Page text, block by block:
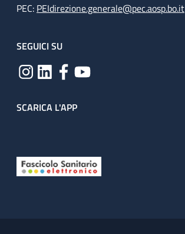
PEC: PEIdirezione.generale@pec.aosp.bo.it
SEGUICI SU
SCARICA L'APP